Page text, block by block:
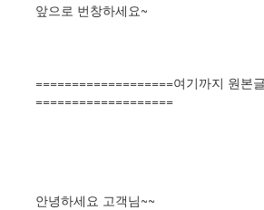
앞으로 번창하세요~
===================여기까지 원본
===================
안녕하세요 고객님~~